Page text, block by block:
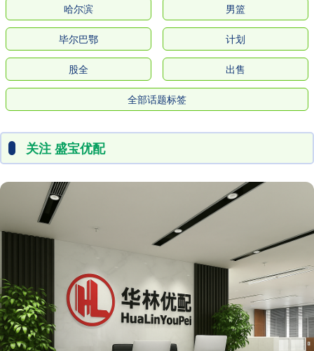
哈尔滨 男篮
毕尔巴鄂 计划
股全 出售
全部话题标签
关注 盛宝优配